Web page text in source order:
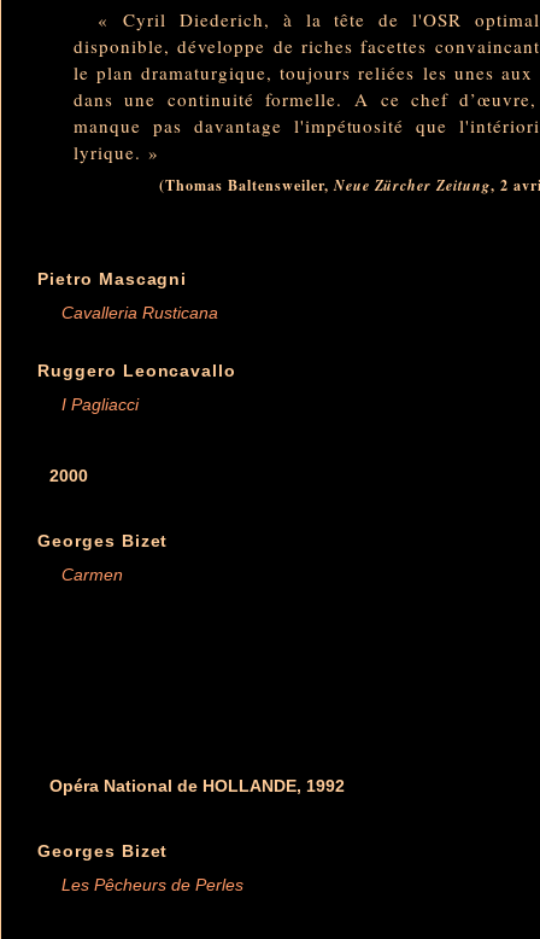
« Cyril Diederich, à la tête de l'OSR
disponible, développe de riches facettes
le plan dramaturgique, toujours reliées les unes aux
dans une continuité formelle. A ce chef
manque pas davantage l'impétuosité que
lyrique. »
(Thomas Baltensweiler,Neue Zürcher Zeitung, 2
Pietro Mascagni
Cavalleria Rusticana
Ruggero Leoncavallo
I Pagliacci
2000
Georges Bizet
Carmen
Opéra National de HOLLANDE, 1992
Georges Bizet
Les Pêcheurs de Perles